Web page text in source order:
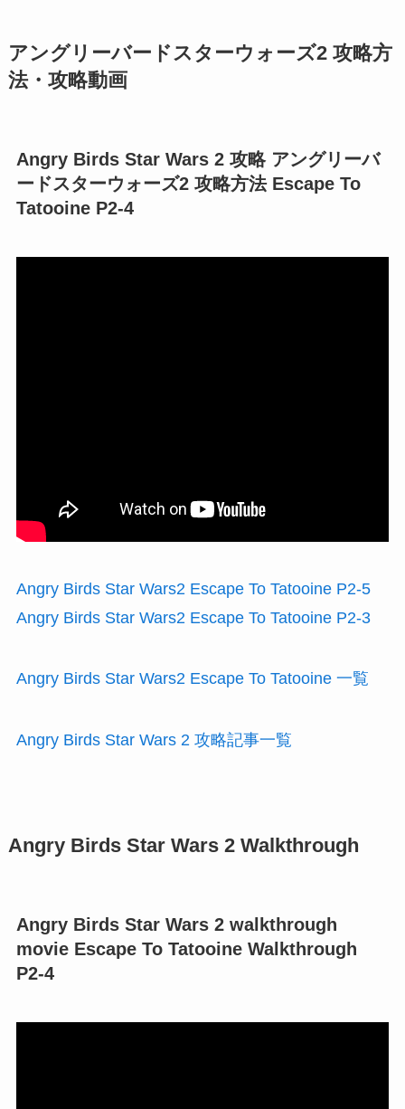
アングリーバードスターウォーズ2 攻略方
法・攻略動画
Angry Birds Star Wars 2 攻略 アングリーバ
ードスターウォーズ2 攻略方法 Escape To
Tatooine P2-4
Angry Birds Star Wars2 Escape To Tatooine P2-5
Angry Birds Star Wars2 Escape To Tatooine P2-3
Angry Birds Star Wars2 Escape To Tatooine 一覧
Angry Birds Star Wars 2 攻略記事一覧
Angry Birds Star Wars 2 Walkthrough
Angry Birds Star Wars 2 walkthrough
movie Escape To Tatooine Walkthrough
P2-4